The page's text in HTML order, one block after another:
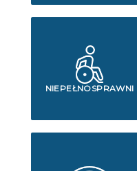
NIEPEŁNOSPRAWNI